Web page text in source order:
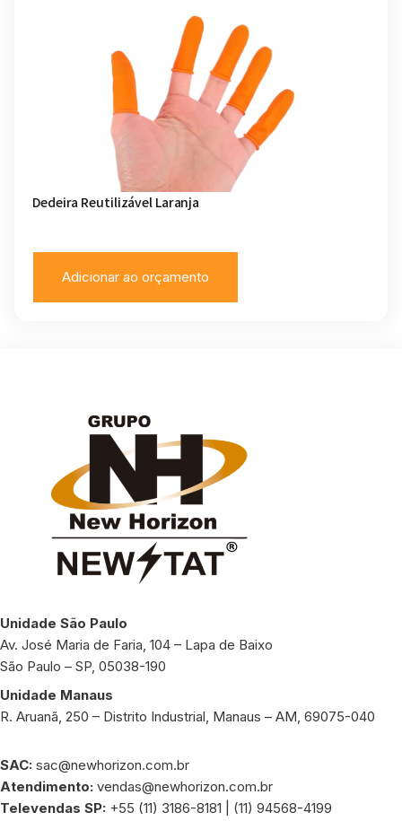
Dedeira Reutilizável Laranja
Adicionar ao orçamento
Unidade São Paulo
Av. José Maria de Faria, 104 – Lapa de Baixo
São Paulo – SP, 05038-190
Unidade Manaus
R. Aruanã, 250 – Distrito Industrial, Manaus – AM, 69075-040
SAC: sac@newhorizon.com.br
Atendimento: vendas@newhorizon.com.br
Televendas SP: +55 (11) 3186-8181 | (11) 94568-4199